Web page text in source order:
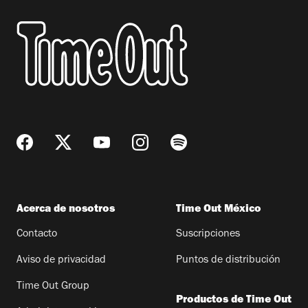
Acerca de nosotros
Contacto
Aviso de privacidad
Time Out Group
Time Out México
Suscripciones
Puntos de distribución
Productos de Time Out